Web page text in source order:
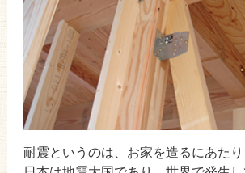
耐震というのは、お家を造るにあたり